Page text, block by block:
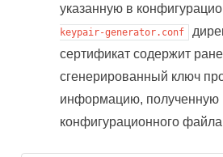
указанную в
keypair-generator.conf
сертификат содержит
сгенерированный ключ
информацию, полученную
конфигурационного